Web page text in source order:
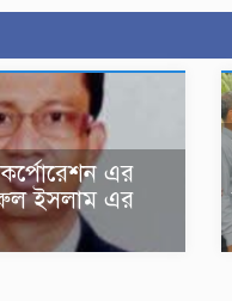
কর্পোরেশন এর
ইসলাম এর